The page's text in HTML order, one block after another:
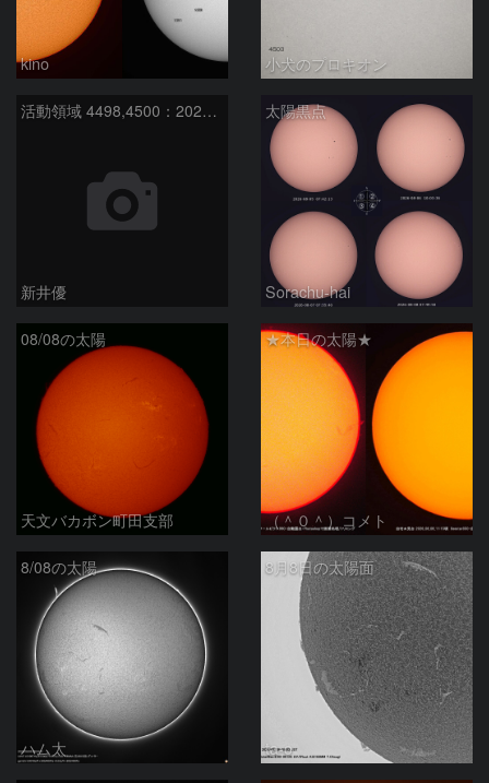
kino 小犬のプロキオン
活動領域 4498,4500：2026/08/08
新井優
太陽黒点
Sorachu-hai
08/08の太陽
天文バカボン町田支部
★本日の太陽★
（＾０＾）コメト
8/08の太陽
ハム太
8月8日の太陽面
ta-o